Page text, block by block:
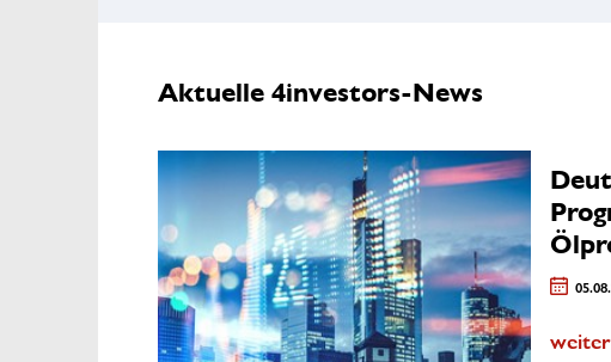
Aktuelle 4investors-News